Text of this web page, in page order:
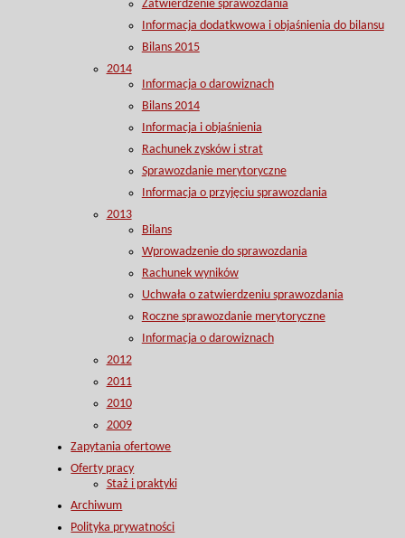
Zatwierdzenie sprawozdania
Informacja dodatkwowa i objaśnienia do bilansu
Bilans 2015
2014
Informacja o darowiznach
Bilans 2014
Informacja i objaśnienia
Rachunek zysków i strat
Sprawozdanie merytoryczne
Informacja o przyjęciu sprawozdania
2013
Bilans
Wprowadzenie do sprawozdania
Rachunek wyników
Uchwała o zatwierdzeniu sprawozdania
Roczne sprawozdanie merytoryczne
Informacja o darowiznach
2012
2011
2010
2009
Zapytania ofertowe
Oferty pracy
Staż i praktyki
Archiwum
Polityka prywatności